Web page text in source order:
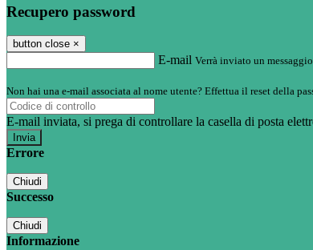
Recupero password
button close ×
E-mail Verrà inviato un
Non hai una e-mail associata al nome utente? Effettua il reset della
E-mail inviata, si prega di controllare la casella di posta
Errore
Chiudi
Successo
Chiudi
Informazione